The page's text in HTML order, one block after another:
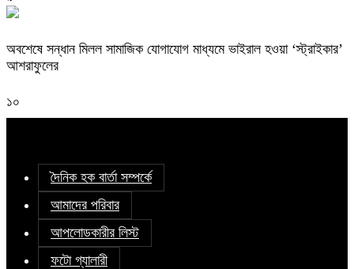
অবশেষে সন্ধান মিলল সামাজিক যোগাযোগ মাধ্যমে ভাইরাল হওয়া ‘স্ট্রাইকার’
আশরাফুলের
১০
দৈনিক হক বার্তা সম্পর্কে
আমাদের পরিবার
আপলোডকারীর লিস্ট
ফটো গ্যালারী